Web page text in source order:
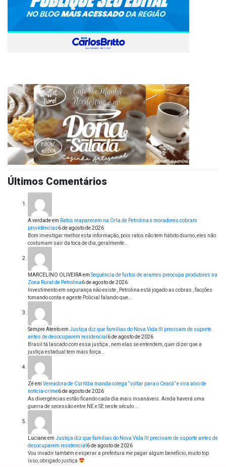
Últimos Comentários
A verdadeem Ratos reaparecem na Orla de Petrolina e moradores cobram
providências6 de agosto de 2026
Bom investigar melhor esta informação, pois ratos não tem hábito diurno, eles não
costumam sair da toca de dia, geralmente…
MARCELINO OLIVEIRAem Sequência de furtos de arames preocupa produtores na
Zona Rural de Petrolina6 de agosto de 2026
Investimento em segurança não existe , Petrolina está jogado as cobras , facções
tomando conta e agente Policial falando que…
Sempre Atentoem Justiça diz que famílias do Nova Vida III precisam de suporte
antes de desocuparem residencial 6 de agosto de 2026
Brasil tá lascado com essa justiça , nem elas se entendem, quer dizer que a
justiça estadual tem mais força…
Zéem Vereadora de Curitiba manda colega “voltar para o Ceará” e vira alvo de
notícia-crime6 de agosto de 2026
As divergências estão ficando cada dia mais insanáveis. Ainda haverá uma
guerra de secessão entre NE e SE neste século.…
Lucianeem Justiça diz que famílias do Nova Vida III precisam de suporte antes de
desocuparem residencial 6 de agosto de 2026
Vou invadir também e esperar a prefeitura me pagar algum benefício, muito top
isso, obrigado justiça